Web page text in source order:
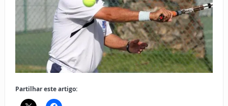
Partilhar este artigo: